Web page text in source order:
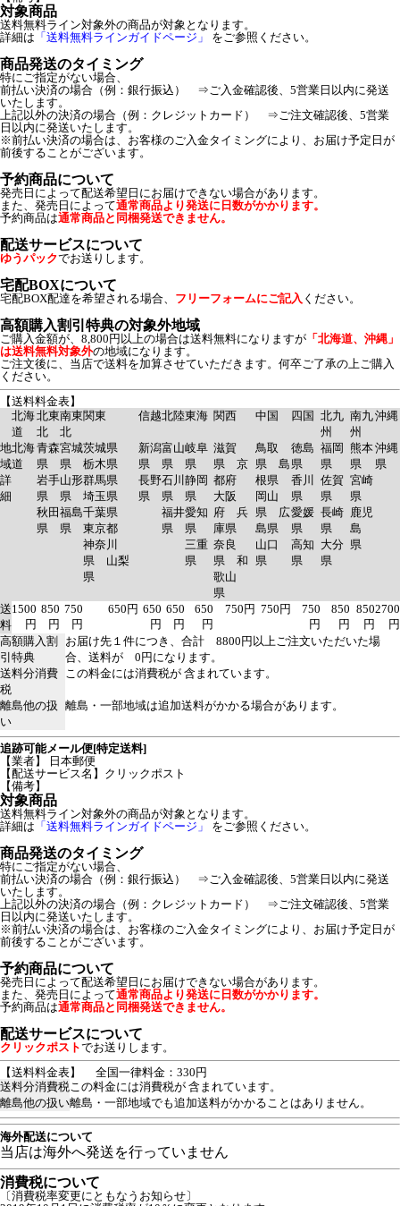
対象商品
送料無料ライン対象外の商品が対象となります。
詳細は 「送料無料ラインガイドページ」 をご参照ください。
商品発送のタイミング
特にご指定がない場合、
前払い決済の場合（例：銀行振込） ⇒ご入金確認後、5営業日以内に発送
いたします。
上記以外の決済の場合（例：クレジットカード） ⇒ご注文確認後、5営業
日以内に発送いたします。
※前払い決済の場合は、お客様のご入金タイミングにより、お届け予定日が
前後することがございます。
予約商品について
発売日によって配送希望日にお届けできない場合があります。
また、発売日によって通常商品より発送に日数がかかります。
予約商品は通常商品と同梱発送できません。
配送サービスについて
ゆうパックでお送りします。
宅配BOXについて
宅配BOX配達を希望される場合、 フリーフォームにご記入 ください。
高額購入割引特典の対象外地域
ご購入金額が、8,800円以上の場合は送料無料になりますが 「北海道、沖縄」
は送料無料対象外の地域になります。
ご注文後に、当店で送料を加算させていただきます。何卒ご了承の上ご購入
ください。
【送料料金表】
北海
道
北東
北
南東
北
関東 信越北陸東海 関西 中国 四国 北九
州
南九
州
沖縄
地
域
詳
細
北海
道
青森
県
岩手
県
秋田
県
宮城
県
山形
県
福島
県
茨城県
栃木県
群馬県
埼玉県
千葉県
東京都
神奈川
県 山梨
県
新潟
県
長野
県
富山
県
石川
県
福井
県
岐阜
県
静岡
県
愛知
県
三重
県
滋賀
県 京
都府
大阪
府 兵
庫県
奈良
県 和
歌山
県
鳥取
県 島
根県
岡山
県 広
島県
山口
県
徳島
県
香川
県
愛媛
県
高知
県
福岡
県
佐賀
県
長崎
県
大分
県
熊本
県
宮崎
県
鹿児
島
県
沖縄
県
送
料
1500
円
850
円
750
円
650円 650
円
650
円
650
円
750円 750円
750
円
850
円
850
円
2700
円
高額購入割
引特典
お届け先１件につき、合計 8800円以上ご注文いただいた場
合、送料が 0円になります。
送料分消費
税
この料金には消費税が 含まれています。
離島他の扱
い
離島・一部地域は追加送料がかかる場合があります。
追跡可能メール便[特定送料]
【業者】 日本郵便
【配送サービス名】クリックポスト
【備考】
対象商品
送料無料ライン対象外の商品が対象となります。
詳細は 「送料無料ラインガイドページ」 をご参照ください。
商品発送のタイミング
特にご指定がない場合、
前払い決済の場合（例：銀行振込） ⇒ご入金確認後、5営業日以内に発送
いたします。
上記以外の決済の場合（例：クレジットカード） ⇒ご注文確認後、5営業
日以内に発送いたします。
※前払い決済の場合は、お客様のご入金タイミングにより、お届け予定日が
前後することがございます。
予約商品について
発売日によって配送希望日にお届けできない場合があります。
また、発売日によって通常商品より発送に日数がかかります。
予約商品は通常商品と同梱発送できません。
配送サービスについて
クリックポストでお送りします。
【送料料金表】
全国一律料金：330円
送料分消費税この料金には消費税が 含まれています。
離島他の扱い離島・一部地域でも追加送料がかかることはありません。
海外配送について
当店は海外へ発送を行っていません
消費税について
〔消費税率変更にともなうお知らせ〕